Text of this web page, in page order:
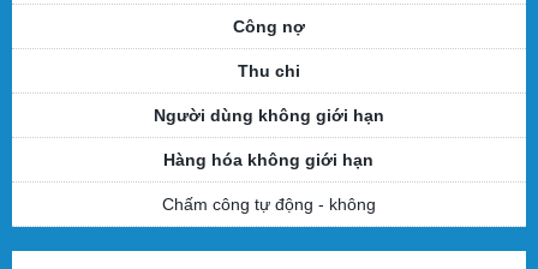
Công nợ
Thu chi
Người dùng không giới hạn
Hàng hóa không giới hạn
Chấm công tự động - không